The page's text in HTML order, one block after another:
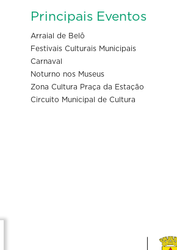
Principais Eventos
Arraial de Belô
Festivais Culturais Municipais
Carnaval
Noturno nos Museus
Zona Cultura Praça da Estação
Circuito Municipal de Cultura